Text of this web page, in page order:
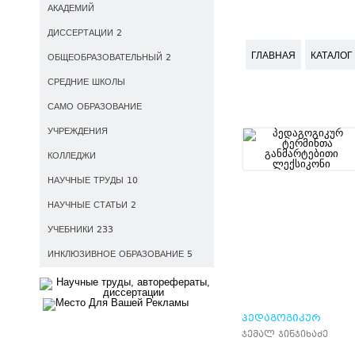
АКАДЕМИЙ
ДИССЕРТАЦИИ 2
ОБЩЕОБРАЗОВАТЕЛЬНЫЙ 2
СРЕДНИЕ ШКОЛЫ
САМО ОБРАЗОВАНИЕ
УЧРЕЖДЕНИЯ
КОЛЛЕДЖИ
НАУЧНЫЕ ТРУДЫ 10
НАУЧНЫЕ СТАТЬИ 2
УЧЕБНИКИ 233
ИНКЛЮЗИВНОЕ ОБРАЗОВАНИЕ 5
ГЛАВНАЯ
ᲞᲔᲓᲐᲒᲝᲒᲘᲙᲣᲠ
ᲢᲔᲠᲛᲘᲜᲗᲐ
ჯემალ ჯინჯიხაძე